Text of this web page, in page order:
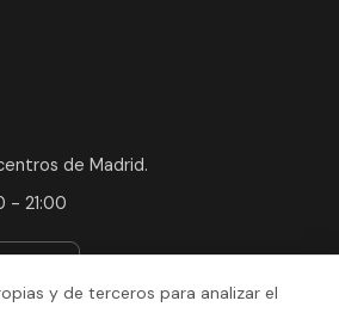
de Madrid.
- 21:00
y de terceros para analizar el